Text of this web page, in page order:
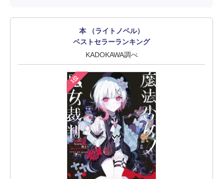
本 （ライトノベル）
ベストセラーランキング
KADOKAWA調べ
1位